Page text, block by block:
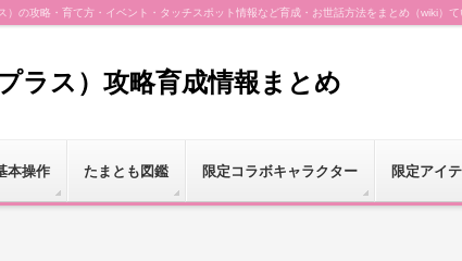
の攻略・育て方・イベント・タッチスポット情報など育成・お世話方法をまとめ（wiki）て
ラス）攻略育成情報まとめ
本操作 たまとも図鑑 限定コラボキャラクター 限定アイ